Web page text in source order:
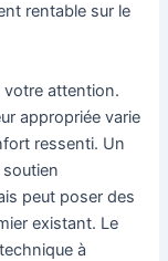
rentable sur le
votre attention.
appropriée varie
ressenti. Un
peut poser des
existant. Le
à